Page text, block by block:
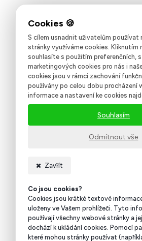
S cílem usnadnit uživatelům používat
stránky využíváme cookies. Kliknutím
souhlasíte s použitím preferenčních,
marketingových cookies pro nás i
cookies jsou v rámci zachování
používány po celou dobu procházení
informace a nastavení ke cookies
Odmítnout vše
Souhlasím
Zavřít
Co jsou cookies?
Cookies jsou krátké textové
uloženy ve Vašem prohlížeči. Tyto
používají všechny webové stránky a
dochází k ukládání cookies. Pomocí
které mohou stránky používat